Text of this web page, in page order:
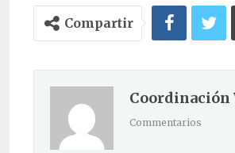
Compartir
Coordinación
Commentarios